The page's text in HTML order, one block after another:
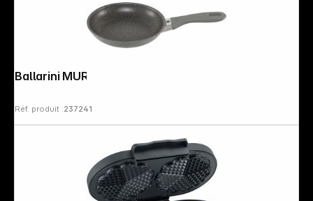
Réf. produit :237241